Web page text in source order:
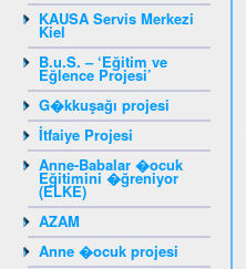
KAUSA Servis Merkezi
Kiel
B.u.S. – ‘Eğitim ve
Eğlence Projesi’
G�kkuşağı projesi
İtfaiye Projesi
Anne-Babalar �ocuk
Eğitimini �ğreniyor
(ELKE)
AZAM
Anne �ocuk projesi